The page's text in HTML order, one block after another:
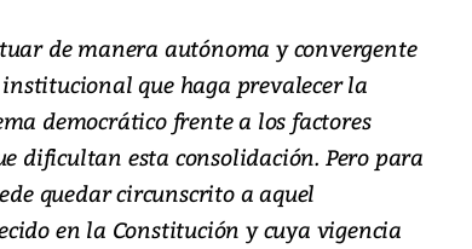
de manera autónoma y convergente
que haga prevalecer la
democrático frente a los factores
dificultan esta consolidación. Pero para
quedar circunscrito a aquel
en la Constitución y cuya vigencia